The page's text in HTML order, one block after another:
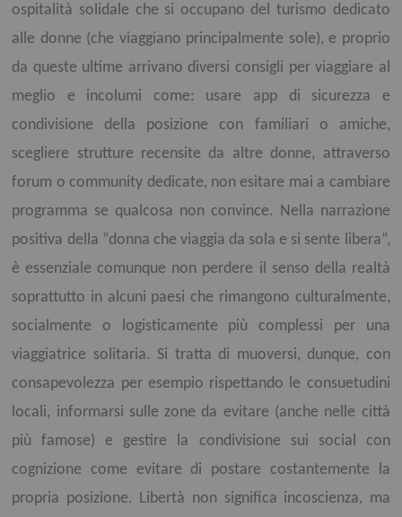
ospitalità solidale che si occupano del turismo dedicato
alle donne (che viaggiano principalmente sole), e proprio
da queste ultime arrivano diversi consigli per viaggiare al
meglio e incolumi come: usare app di sicurezza e
condivisione della posizione con familiari o amiche,
scegliere strutture recensite da altre donne, attraverso
forum o community dedicate, non esitare mai a cambiare
programma se qualcosa non convince. Nella narrazione
positiva della “donna che viaggia da sola e si sente libera”,
è essenziale comunque non perdere il senso della realtà
soprattutto in alcuni paesi che rimangono culturalmente,
socialmente o logisticamente più complessi per una
viaggiatrice solitaria. Si tratta di muoversi, dunque, con
consapevolezza per esempio rispettando le consuetudini
locali, informarsi sulle zone da evitare (anche nelle città
più famose) e gestire la condivisione sui social con
cognizione come evitare di postare costantemente la
propria posizione. Libertà non significa incoscienza, ma